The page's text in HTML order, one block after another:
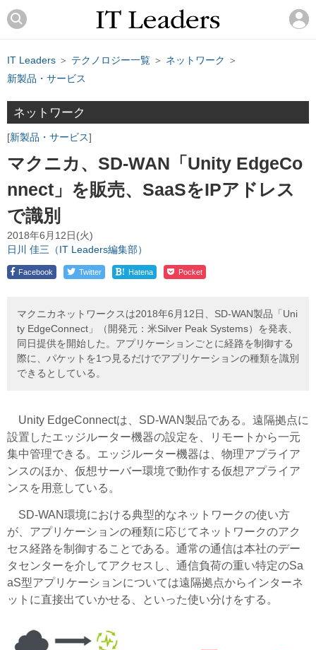
IT Leaders ＞ テクノロジー一覧 ＞ ネットワーク ＞
新製品・サービス
ネットワーク
新製品・サービス
マクニカ、SD-WAN「Unity EdgeCo
nnect」を販売、SaaSをIPアドレス
で識別
2018年6月12日(火)
日川 佳三（IT Leaders編集部）
Facebook Twitter ! Hatena Pocket
マクニカネットワークスは2018年6月12日、SD-WAN製品「Uni
ty EdgeConnect」（開発元：米Silver Peak Systems）を発表、
同日提供を開始した。アプリケーションごとに経路を制御する
際に、パケットを1つ見るだけでアプリケーションの種類を識別
できるとしている。
Unity EdgeConnectは、SD-WAN製品である。遠隔拠点に
設置したエッジルーター機器の設定を、リモートから一元
集中管理できる。エッジルーター機器は、物理アプライア
ンスのほか、仮想サーバー環境で動作する仮想アプライア
ンスを用意している。
SD-WAN環境における典型的なネットワークの使い方
が、アプリケーションの種類に応じてネットワークのアク
セス経路を制御することである。通常の通信は本社のデー
タセンターを介してアクセスし、通信負荷の重い特定のSa
aS型アプリケーションについては遠隔拠点からインターネ
ットに直接出ていかせる、といった使い分けをする。